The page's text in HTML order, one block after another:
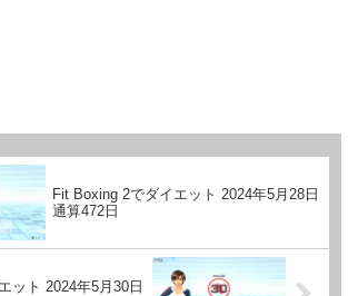
Fit Boxing 2でダイエット 2024年5月28日
通算472日
ット 2024年5月30日